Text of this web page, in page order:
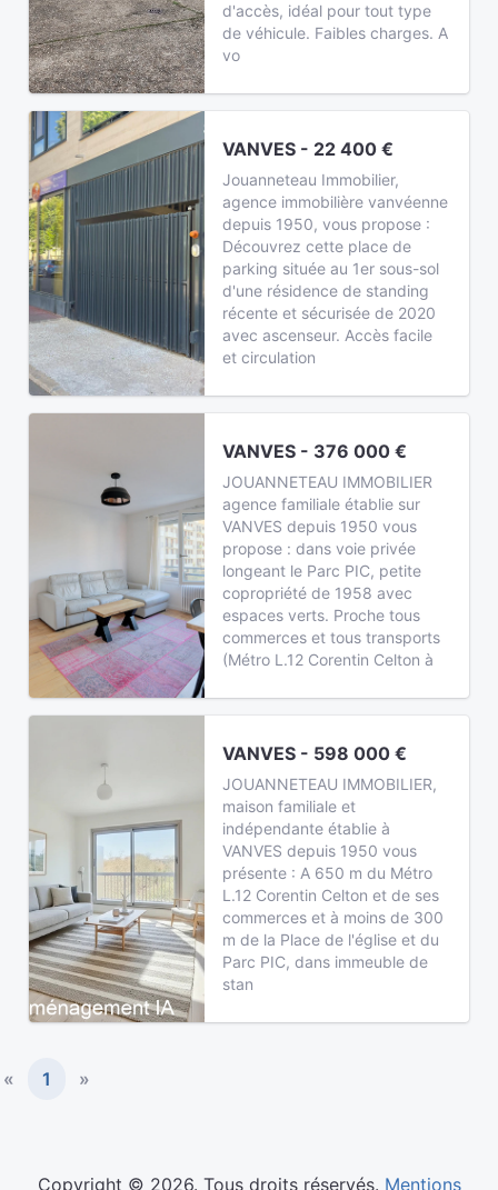
d'accès, idéal pour tout type
de véhicule. Faibles charges. A
vo
VANVES - 22 400 €
Jouanneteau Immobilier,
agence immobilière vanvéenne
depuis 1950, vous propose :
Découvrez cette place de
parking située au 1er sous-sol
d'une résidence de standing
récente et sécurisée de 2020
avec ascenseur. Accès facile
et circulation
VANVES - 376 000 €
JOUANNETEAU IMMOBILIER
agence familiale établie sur
VANVES depuis 1950 vous
propose : dans voie privée
longeant le Parc PIC, petite
copropriété de 1958 avec
espaces verts. Proche tous
commerces et tous transports
(Métro L.12 Corentin Celton à
VANVES - 598 000 €
JOUANNETEAU IMMOBILIER,
maison familiale et
indépendante établie à
VANVES depuis 1950 vous
présente : A 650 m du Métro
L.12 Corentin Celton et de ses
commerces et à moins de 300
m de la Place de l'église et du
Parc PIC, dans immeuble de
stan
« 1 »
Copyright © 2026. Tous droits réservés. Mentions